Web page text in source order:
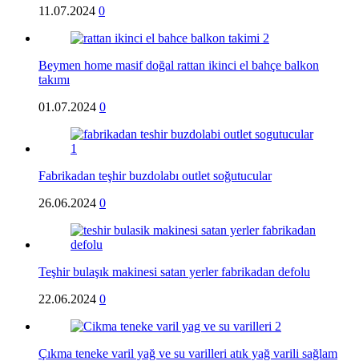
11.07.2024 0
Beymen home masif doğal rattan ikinci el bahçe balkon
takımı
01.07.2024 0
Fabrikadan teşhir buzdolabı outlet soğutucular
26.06.2024 0
Teşhir bulaşık makinesi satan yerler fabrikadan defolu
22.06.2024 0
Çıkma teneke varil yağ ve su varilleri atık yağ varili sağlam